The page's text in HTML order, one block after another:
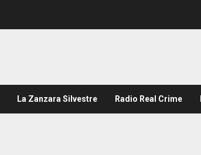
La Zanzara Silvestre Radio Real Crime